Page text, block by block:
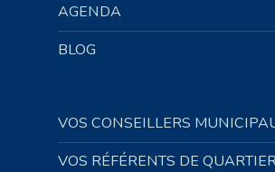
AGENDA
BLOG
VOS CONSEILLERS
VOS RÉFÉRENTS DE